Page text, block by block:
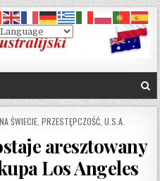
ŚWIECIE, PRZESTĘPCZOŚĆ, U.S.A.
aresztowany
Los Angeles